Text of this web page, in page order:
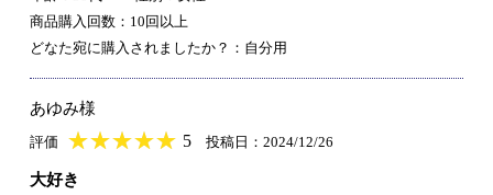
商品購入回数：10回以上
どなた宛に購入されましたか？：自分用
あゆみ様
評価 ★★★★★
★★★★★ 5 投稿日：2024/12/26
大好き